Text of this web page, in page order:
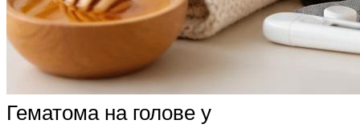
Гематома на голове у